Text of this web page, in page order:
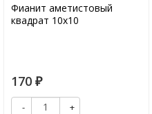
Фианит аметистовый
квадрат 10х10
170 ₽
-
+